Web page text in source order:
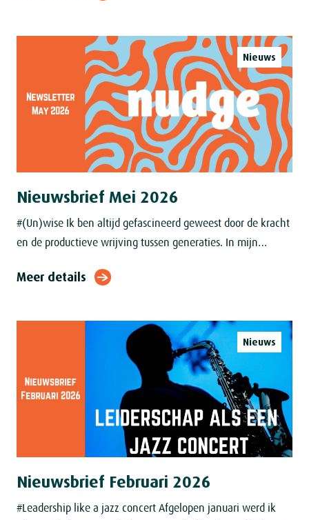
Nieuws
Nieuwsbrief Mei 2026
#(Un)wise Ik ben altijd gefascineerd geweest door de kracht
en de productieve wrijving tussen generaties. In mijn
dan mijn toenmalige
Meer details
Nieuws
Nieuwsbrief Februari 2026
#Leadership like a jazz concert Afgelopen januari werd ik